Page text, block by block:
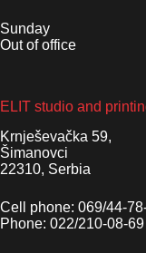
Sunday
Out of office
ELIT studio and
Krnješevačka 59,
Šimanovci
22310, Serbia
Cell phone: 069/44-
Phone: 022/210-08-69